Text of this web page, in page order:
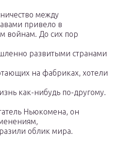
между
привело в
войнам. До сих пор
развитыми странами
на фабриках, хотели
как-нибудь по-другому.
Ньюкомена, он
облик мира.